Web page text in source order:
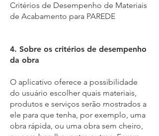
Critérios de Desempenho de Materiais
de Acabamento para PAREDE
4. Sobre os critérios de desempenho
da obra
O aplicativo oferece a possibilidade
do usuário escolher quais materiais,
produtos e serviços serão mostrados a
ele para que tenha, por exemplo, uma
obra rápida, ou uma obra sem cheiro,